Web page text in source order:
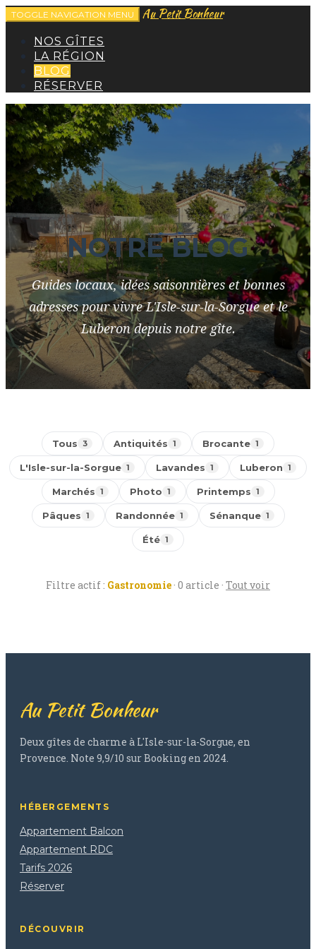
TOGGLE NAVIGATION MENU Au Petit Bonheur
NOS GÎTES
LA RÉGION
BLOG
RÉSERVER
NOTRE BLOG
Guides locaux, idées saisonnières et bonnes
adresses pour vivre L'Isle-sur-la-Sorgue et le
Luberon depuis notre gîte.
Tous 3 Antiquités 1 Brocante 1
L'Isle-sur-la-Sorgue 1 Lavandes 1 Luberon 1
Marchés 1 Photo 1 Printemps 1
Pâques 1 Randonnée 1 Sénanque 1
Été 1
Filtre actif : Gastronomie· 0 article · Tout voir
Au Petit Bonheur
Deux gîtes de charme à L'Isle-sur-la-Sorgue, en
Provence. Note 9,9/10 sur Booking en 2024.
HÉBERGEMENTS
Appartement Balcon
Appartement RDC
Tarifs 2026
Réserver
DÉCOUVRIR